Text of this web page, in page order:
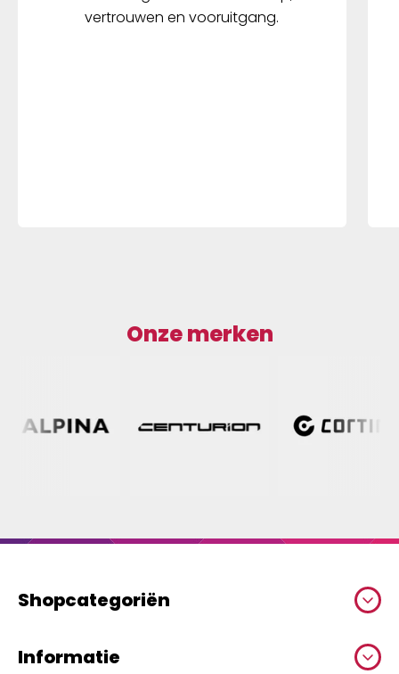
vertrouwen en vooruitgang.
Onze merken
Shopcategoriën
Informatie